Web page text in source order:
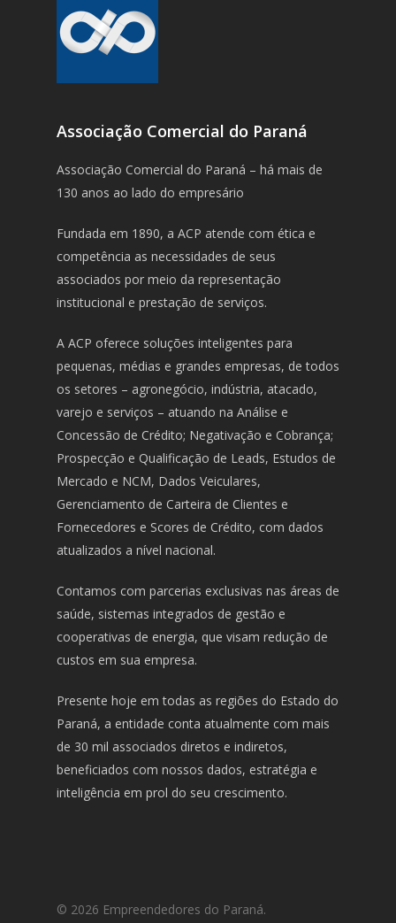
Associação Comercial do Paraná
Associação Comercial do Paraná – há mais de
130 anos ao lado do empresário
Fundada em 1890, a ACP atende com ética e
competência as necessidades de seus
associados por meio da representação
institucional e prestação de serviços.
A ACP oferece soluções inteligentes para
pequenas, médias e grandes empresas, de todos
os setores – agronegócio, indústria, atacado,
varejo e serviços – atuando na Análise e
Concessão de Crédito; Negativação e Cobrança;
Prospecção e Qualificação de Leads, Estudos de
Mercado e NCM, Dados Veiculares,
Gerenciamento de Carteira de Clientes e
Fornecedores e Scores de Crédito, com dados
atualizados a nível nacional.
Contamos com parcerias exclusivas nas áreas de
saúde, sistemas integrados de gestão e
cooperativas de energia, que visam redução de
custos em sua empresa.
Presente hoje em todas as regiões do Estado do
Paraná, a entidade conta atualmente com mais
de 30 mil associados diretos e indiretos,
beneficiados com nossos dados, estratégia e
inteligência em prol do seu crescimento.
© 2026 Empreendedores do Paraná.